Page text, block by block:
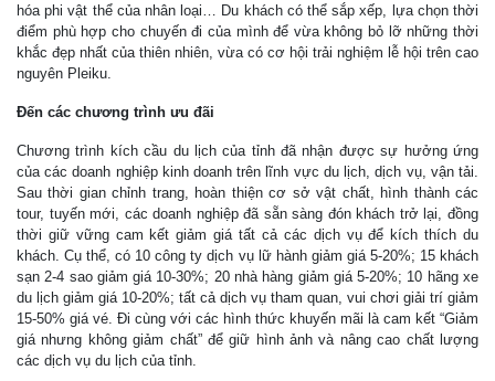
hóa phi vật thể của nhân loại… Du khách có thể sắp xếp, lựa chọn thời
điểm phù hợp cho chuyến đi của mình để vừa không bỏ lỡ những thời
khắc đẹp nhất của thiên nhiên, vừa có cơ hội trải nghiệm lễ hội trên cao
nguyên Pleiku.
Đến các chương trình ưu đãi
Chương trình kích cầu du lịch của tỉnh đã nhận được sự hưởng ứng
của các doanh nghiệp kinh doanh trên lĩnh vực du lịch, dịch vụ, vận tải.
Sau thời gian chỉnh trang, hoàn thiện cơ sở vật chất, hình thành các
tour, tuyến mới, các doanh nghiệp đã sẵn sàng đón khách trở lại, đồng
thời giữ vững cam kết giảm giá tất cả các dịch vụ để kích thích du
khách. Cụ thể, có 10 công ty dịch vụ lữ hành giảm giá 5-20%; 15 khách
sạn 2-4 sao giảm giá 10-30%; 20 nhà hàng giảm giá 5-20%; 10 hãng xe
du lịch giảm giá 10-20%; tất cả dịch vụ tham quan, vui chơi giải trí giảm
15-50% giá vé. Đi cùng với các hình thức khuyến mãi là cam kết “Giảm
giá nhưng không giảm chất” để giữ hình ảnh và nâng cao chất lượng
các dịch vụ du lịch của tỉnh.